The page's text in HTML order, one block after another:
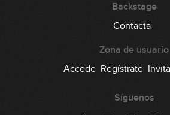
Backstage
Contacta
Zona de usuario
Accede Regístrate
Síguenos